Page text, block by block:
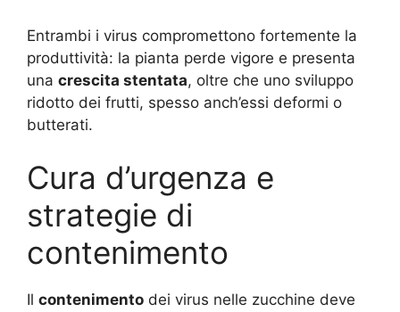
Entrambi i virus compromettono fortemente la
produttività: la pianta perde vigore e presenta
una crescita stentata, oltre che uno sviluppo
ridotto dei frutti, spesso anch’essi deformi o
butterati.
Cura d’urgenza e
strategie di
contenimento
Il contenimento dei virus nelle zucchine deve